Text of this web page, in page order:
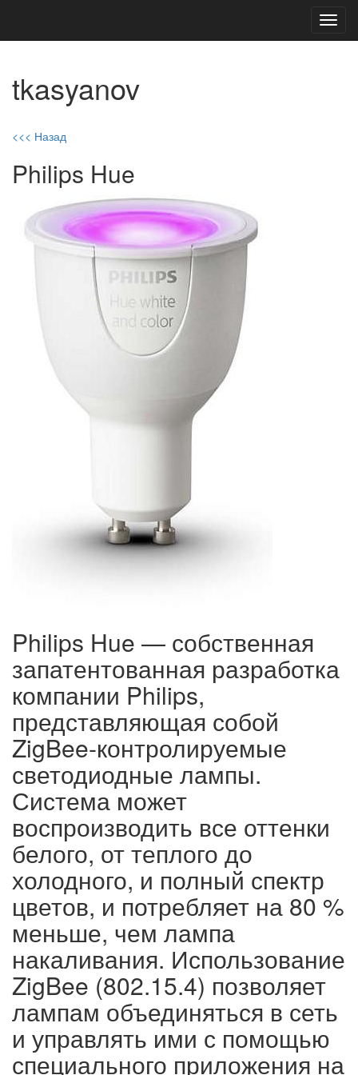
tkasyanov
<<< Назад
Philips Hue
Philips Hue — собственная
запатентованная разработка
компании Philips,
представляющая собой
ZigBee-контролируемые
светодиодные лампы.
Система может
воспроизводить все оттенки
белого, от теплого до
холодного, и полный спектр
цветов, и потребляет на 80 %
меньше, чем лампа
накаливания. Использование
ZigBee (802.15.4) позволяет
лампам объединяться в сеть
и управлять ими с помощью
специального приложения на